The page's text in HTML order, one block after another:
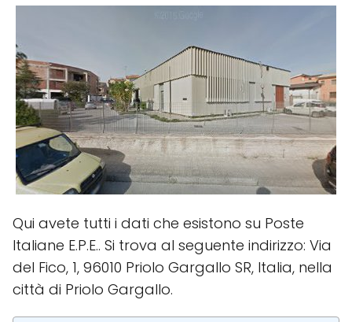
Qui avete tutti i dati che esistono su Poste
Italiane E.P.E.. Si trova al seguente indirizzo: Via
del Fico, 1, 96010 Priolo Gargallo SR, Italia, nella
città di Priolo Gargallo.